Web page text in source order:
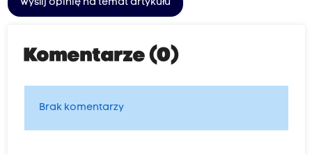
Wyślij opinię na temat artykułu
Komentarze (0)
Brak komentarzy